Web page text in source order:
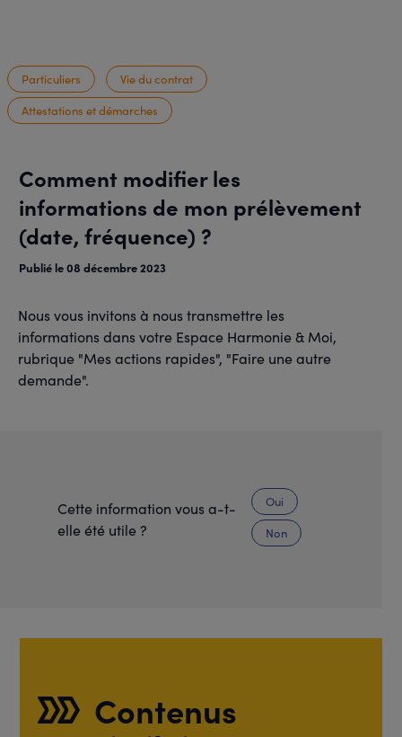
Particuliers
Vie du contrat
Attestations et démarches
Comment modifier les
informations de mon prélèvement
(date, fréquence) ?
Publié le 08 décembre 2023
Nous vous invitons à nous transmettre les
informations dans votre Espace Harmonie & Moi,
rubrique "Mes actions rapides", "Faire une autre
demande".
Cette information vous a-t-
elle été utile ?
Oui
Non
Contenus